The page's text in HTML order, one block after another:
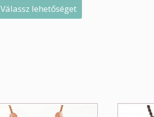
Válassz lehetőséget